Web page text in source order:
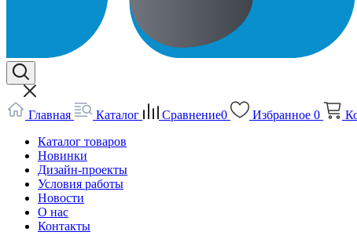
Главная Каталог Сравнение0 Избранное 0
Каталог товаров
Новинки
Дизайн-проекты
Условия работы
Новости
О нас
Контакты